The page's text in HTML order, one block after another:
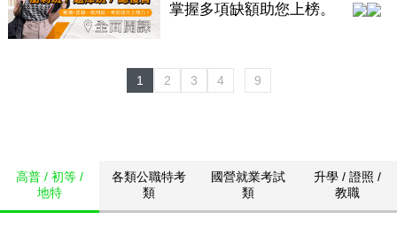
掌握多項缺額助您上榜。
1 2 3 4 9
高普 / 初等 /
地特
各類公職特考
類
國營就業考試
類
升學 / 證照 /
教職